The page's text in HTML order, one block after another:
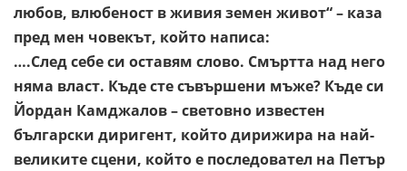
любов, влюбеност вживия земен живот“ – каза
пред мен човекът, който написа:
….След себе си оставям слово. Смъртта над него
няма власт. Къде сте съвършени мъже? Къде си
Йордан Камджалов –световно известен
български диригент, който дирижира на най-
великите сцени, който е последовател на Петър